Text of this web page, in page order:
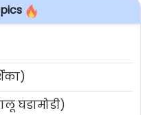
घडामोडी)